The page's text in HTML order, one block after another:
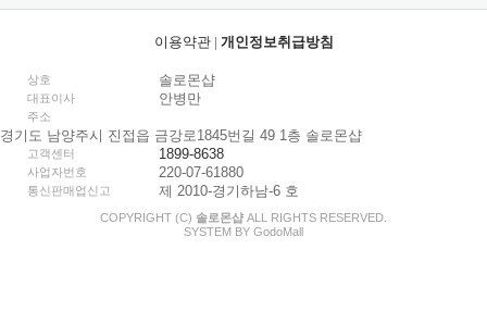
이용약관| 개인정보취급방침
상호 솔로몬샵
대표이사 안병만
주소
경기도 남양주시 진접읍 금강로1845번길 49 1층 솔로몬샵
고객센터 1899-8638
사업자번호 220-07-61880
통신판매업신고 제 2010-경기하남-6 호
COPYRIGHT (C) 솔로몬샵 ALL RIGHTS RESERVED.
SYSTEM BY GodoMall